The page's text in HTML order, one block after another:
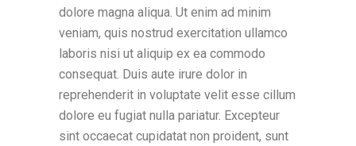
dolore magna aliqua. Ut enim ad minim
veniam, quis nostrud exercitation ullamco
laboris nisi ut aliquip ex ea commodo
consequat. Duis aute irure dolor in
reprehenderit in voluptate velit esse cillum
dolore eu fugiat nulla pariatur. Excepteur
sint occaecat cupidatat non proident, sunt